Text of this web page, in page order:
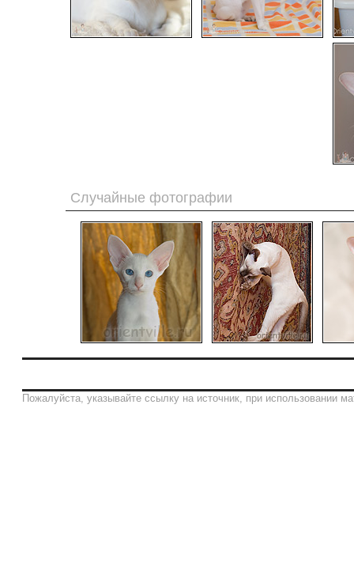
Случайные фотографии
Пожалуйста, указывайте ссылку на источник, при использовании